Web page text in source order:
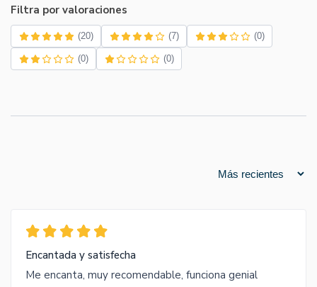
Filtra por valoraciones
(20) (7) (0)
(0) (0)
Encantada y satisfecha
Me encanta, muy recomendable, funciona genial